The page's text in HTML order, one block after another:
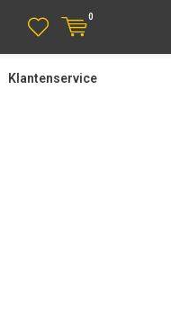
0
Klantenservice